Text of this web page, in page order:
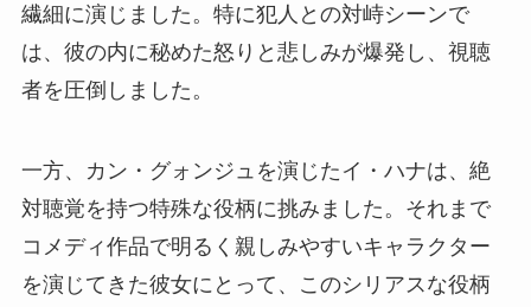
繊細に演じました。特に犯人との対峙シーンで
は、彼の内に秘めた怒りと悲しみが爆発し、視聴
者を圧倒しました。
一方、カン・グォンジュを演じたイ・ハナは、絶
対聴覚を持つ特殊な役柄に挑みました。それまで
コメディ作品で明るく親しみやすいキャラクター
を演じてきた彼女にとって、このシリアスな役柄